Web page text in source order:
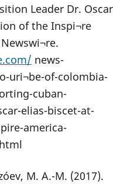
Leader Dr. Oscar
of the Inspi¬re
news-
uri¬be-of-colombia-
cuban-
elias-biscet-at-
america-
M. A.-M. (2017).